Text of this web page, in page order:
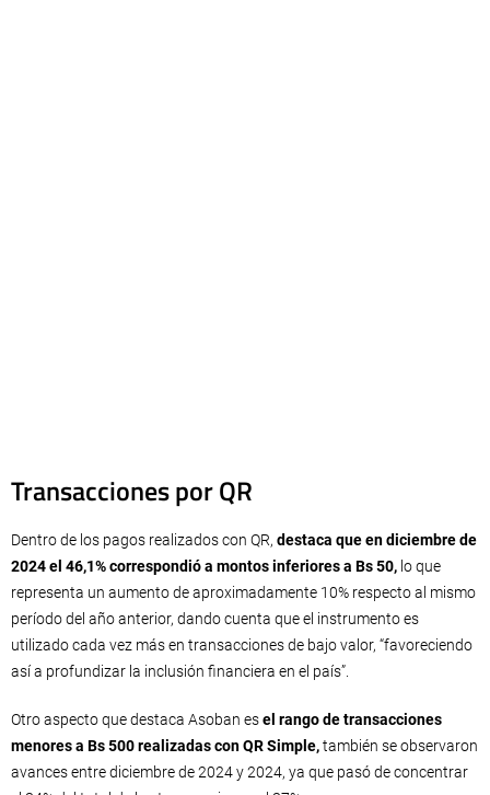
Transacciones por QR
Dentro de los pagos realizados con QR, destaca que en diciembre de
2024 el 46,1% correspondió a montos inferiores a Bs 50, lo que
representa un aumento de aproximadamente 10% respecto al mismo
período del año anterior, dando cuenta que el instrumento es
utilizado cada vez más en transacciones de bajo valor, “favoreciendo
así a profundizar la inclusión financiera en el país”.
Otro aspecto que destaca Asoban esel rango de transacciones
menores a Bs 500 realizadas con QR Simple,también se observaron
avances entre diciembre de 2024 y 2024, ya que pasó de concentrar